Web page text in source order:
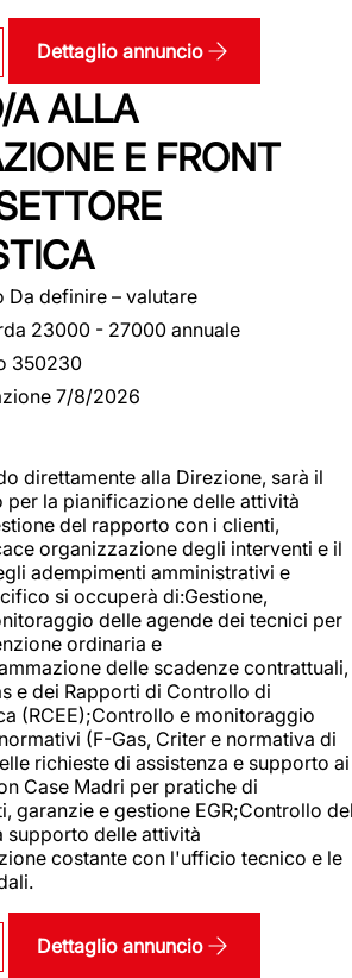
Dettaglio annuncio
A ALLA
E FRONT
Da definire – valutare
23000 - 27000 annuale
350230
7/8/2026
direttamente alla Direzione, sarà il
per la pianificazione delle attività
del rapporto con i clienti,
organizzazione degli interventi e il
adempimenti amministrativi e
si occuperà di:Gestione,
delle agende dei tecnici per
ordinaria e
delle scadenze contrattuali,
e dei Rapporti di Controllo di
(RCEE);Controllo e monitoraggio
(F-Gas, Criter e normativa di
richieste di assistenza e supporto ai
Case Madri per pratiche di
garanzie e gestione EGR;Controllo
supporto delle attività
costante con l'ufficio tecnico e le
Dettaglio annuncio